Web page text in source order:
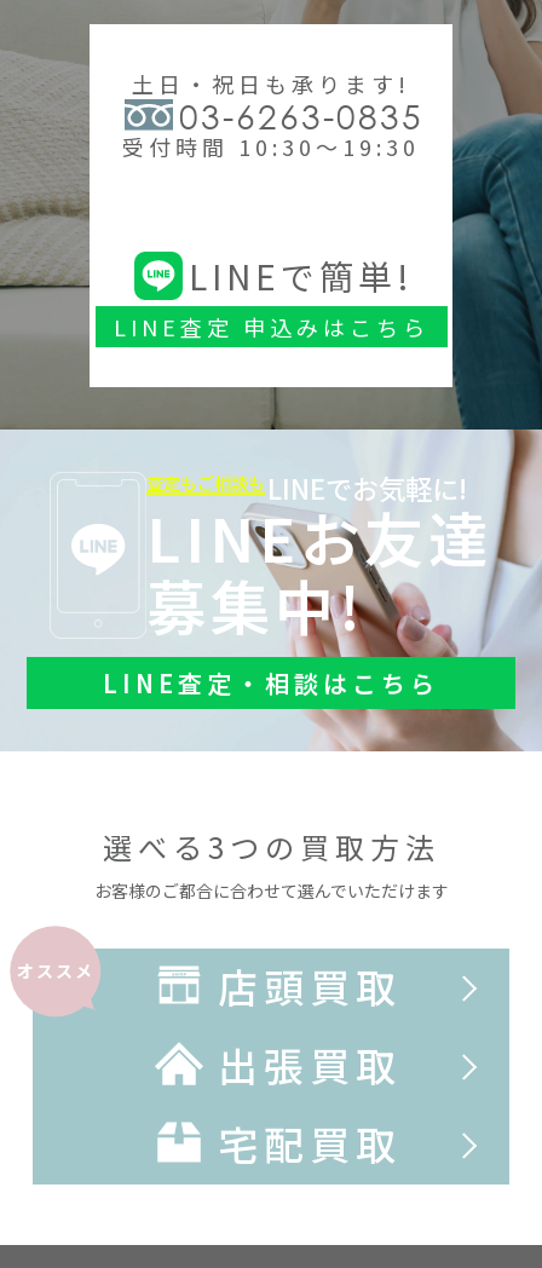
土日・祝日も承ります!
03-6263-0835
受付時間 10:30～19:30
LINEで簡単!
LINE査定 申込みはこちら
査定もご相談も LINEでお気軽に!
LINEお友達
募集中!
LINE査定・相談はこちら
選べる3つの買取方法
お客様のご都合に合わせて選んでいただけます
オススメ
店頭買取
出張買取
宅配買取